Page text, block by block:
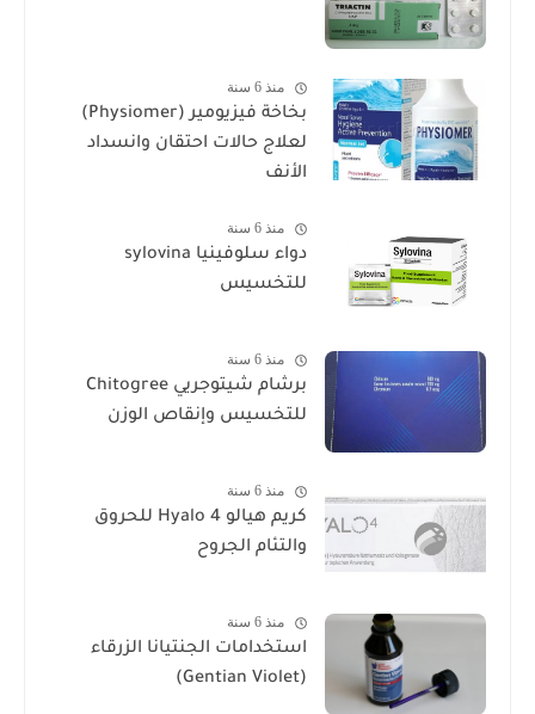
منذ 6 سنة
بخاخة فيزيومير (Physiomer)
لعلاج حالات احتقان وانسداد
الأنف
منذ 6 سنة
دواء سلوفينيا sylovina
للتخسيس
منذ 6 سنة
برشام شيتوجريي Chitogree
للتخسيس وإنقاص الوزن
منذ 6 سنة
كريم هيالو 4 Hyalo للحروق
والتئام الجروح
منذ 6 سنة
استخدامات الجنتيانا الزرقاء
(Gentian Violet)